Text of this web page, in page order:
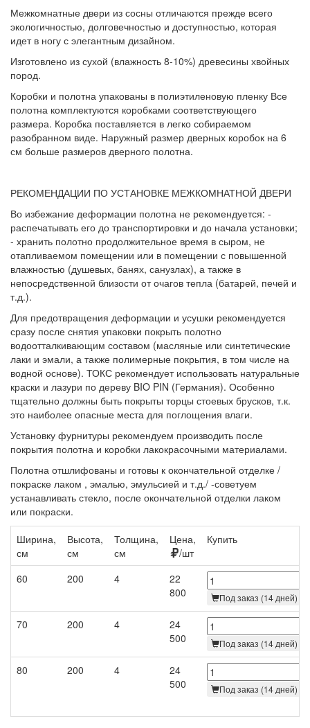
Межкомнатные двери из сосны отличаются прежде всего
экологичностью, долговечностью и доступностью, которая
идет в ногу с элегантным дизайном.
Изготовлено из сухой (влажность 8-10%) древесины хвойных
пород.
Коробки и полотна упакованы в полиэтиленовую пленку Все
полотна комплектуются коробками соответствующего
размера. Коробка поставляется в легко собираемом
разобранном виде. Наружный размер дверных коробок на 6
см больше размеров дверного полотна.
РЕКОМЕНДАЦИИ ПО УСТАНОВКЕ МЕЖКОМНАТНОЙ ДВЕРИ
Во избежание деформации полотна не рекомендуется: -
распечатывать его до транспортировки и до начала установки;
- хранить полотно продолжительное время в сыром, не
отапливаемом помещении или в помещении с повышенной
влажностью (душевых, банях, санузлах), а также в
непосредственной близости от очагов тепла (батарей, печей и
т.д.).
Для предотвращения деформации и усушки рекомендуется
сразу после снятия упаковки покрыть полотно
водоотталкивающим составом (масляные или синтетические
лаки и эмали, а также полимерные покрытия, в том числе на
водной основе). ТОКС рекомендует использовать натуральные
краски и лазури по дереву BIO PIN (Германия). Особенно
тщательно должны быть покрыты торцы стоевых брусков, т.к.
это наиболее опасные места для поглощения влаги.
Установку фурнитуры рекомендуем производить после
покрытия полотна и коробки лакокрасочными материалами.
Полотна отшлифованы и готовы к окончательной отделке /
покраске лаком , эмалью, эмульсией и т.д./ -советуем
устанавливать стекло, после окончательной отделки лаком
или покраски.
Ширина,
см
Высота,
см
Толщина,
см
Цена,
/шт
Купить
60 200 4
22
800
Под заказ (14 дней)
70 200 4
24
500
Под заказ (14 дней)
80 200 4
24
500
Под заказ (14 дней)